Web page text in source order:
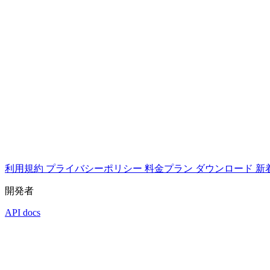
利用規約 プライバシーポリシー 料金プラン ダウンロード 新
開発者
API docs